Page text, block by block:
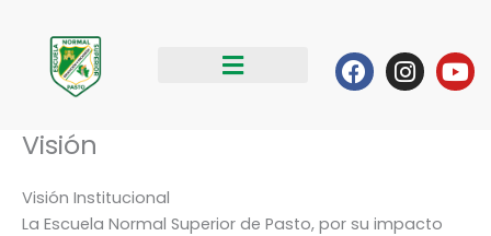
contenido
Facebook
Visión
Visión Institucional
La Escuela Normal Superior de Pasto, por su impacto